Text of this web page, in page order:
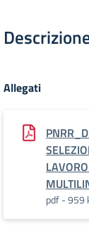
Allegati
pdf - 959